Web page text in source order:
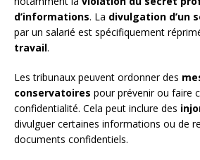
d’informations. La divulgation d’un
par un salarié est spécifiquement
travail.
Les tribunaux peuvent ordonner des
conservatoires pour prévenir ou faire
confidentialité. Cela peut inclure des
divulguer certaines informations ou de
documents confidentiels.